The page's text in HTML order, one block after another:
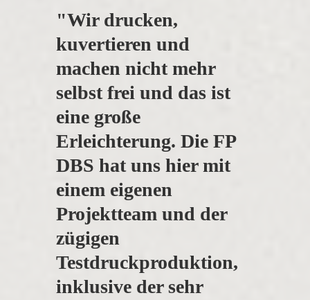
"Wir drucken,
kuvertieren und
machen nicht mehr
selbst frei und das ist
eine große
Erleichterung. Die FP
DBS hat uns hier mit
einem eigenen
Projektteam und der
zügigen
Testdruckproduktion,
inklusive der sehr